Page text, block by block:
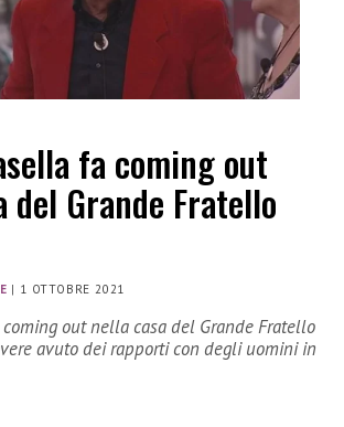
fa coming out
del Grande Fratello
| 1 OTTOBRE 2021
coming out nella casa del Grande Fratello
avuto dei rapporti con degli uomini in